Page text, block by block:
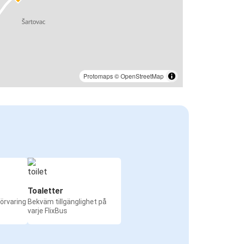
Protomaps©OpenStreetMap
Toaletter
Bekväm tillgänglighet på
varje FlixBus